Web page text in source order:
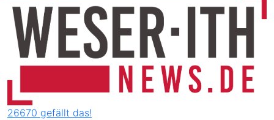
26670 gefällt das!